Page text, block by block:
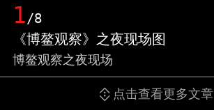
1/8
《博鳌观察》之夜现场图
博鳌观察之夜现场
点击查看更多文章